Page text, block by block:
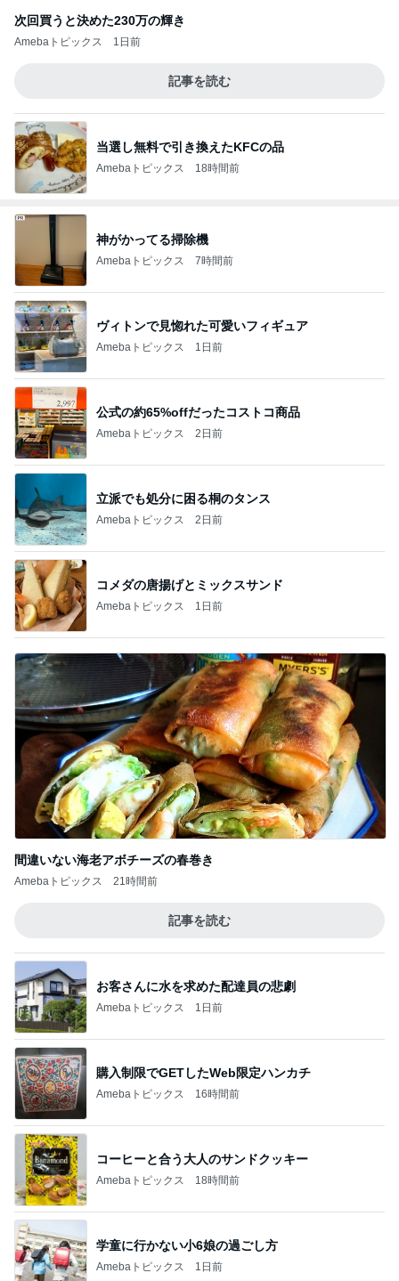
次回買うと決めた230万の輝き
Amebaトピックス 1日前
記事を読む
当選し無料で引き換えたKFCの品
Amebaトピックス 18時間前
神がかってる掃除機
Amebaトピックス 7時間前
ヴィトンで見惚れた可愛いフィギュア
Amebaトピックス 1日前
公式の約65%offだったコストコ商品
Amebaトピックス 2日前
立派でも処分に困る桐のタンス
Amebaトピックス 2日前
コメダの唐揚げとミックスサンド
Amebaトピックス 1日前
間違いない海老アボチーズの春巻き
Amebaトピックス 21時間前
記事を読む
お客さんに水を求めた配達員の悲劇
Amebaトピックス 1日前
購入制限でGETしたWeb限定ハンカチ
Amebaトピックス 16時間前
コーヒーと合う大人のサンドクッキー
Amebaトピックス 18時間前
学童に行かない小6娘の過ごし方
Amebaトピックス 1日前